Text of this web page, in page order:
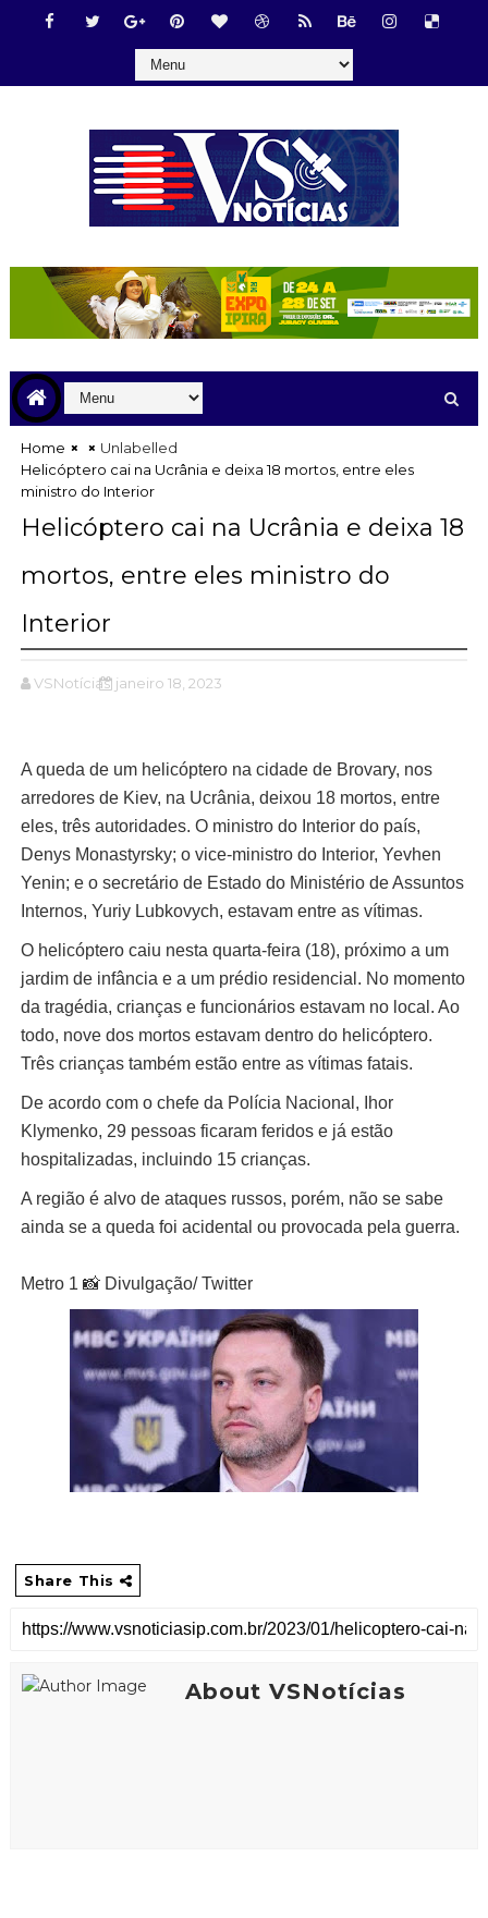
Home
Unlabelled
Helicóptero cai na Ucrânia e deixa 18 mortos, entre eles
ministro do Interior
Helicóptero cai na Ucrânia e deixa 18
mortos, entre eles ministro do
Interior
VSNotícias janeiro 18, 2023
A queda de um helicóptero na cidade de Brovary, nos
arredores de Kiev, na Ucrânia, deixou 18 mortos, entre
eles, três autoridades. O ministro do Interior do país,
Denys Monastyrsky; o vice-ministro do Interior, Yevhen
Yenin; e o secretário de Estado do Ministério de Assuntos
Internos, Yuriy Lubkovych, estavam entre as vítimas.
O helicóptero caiu nesta quarta-feira (18), próximo a um
jardim de infância e a um prédio residencial. No momento
da tragédia, crianças e funcionários estavam no local. Ao
todo, nove dos mortos estavam dentro do helicóptero.
Três crianças também estão entre as vítimas fatais.
De acordo com o chefe da Polícia Nacional, Ihor
Klymenko, 29 pessoas ficaram feridos e já estão
hospitalizadas, incluindo 15 crianças.
A região é alvo de ataques russos, porém, não se sabe
ainda se a queda foi acidental ou provocada pela guerra.
Metro 1 📸 Divulgação/ Twitter
Share This
About VSNotícias